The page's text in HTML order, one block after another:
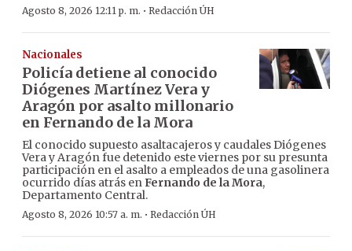
Agosto 8, 2026 12:11 p. m. · Redacción ÚH
Nacionales
Policía detiene al conocido
Diógenes Martínez Vera y
Aragón por asalto millonario
en Fernando de la Mora
El conocido supuesto asaltacajeros y caudales Diógenes
Vera y Aragón fue detenido este viernes por su presunta
participación en el asalto a empleados de una gasolinera
ocurrido días atrás enFernando de la Mora,
Departamento Central.
Agosto 8, 2026 10:57 a. m. · Redacción ÚH